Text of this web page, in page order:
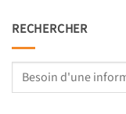
RECHERCHER